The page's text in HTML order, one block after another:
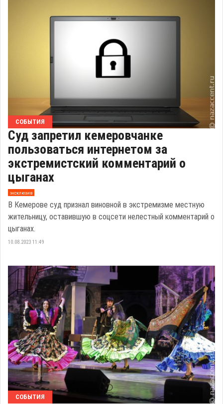
СОБЫТИЯ
Суд запретил кемеровчанке
пользоваться интернетом за
экстремистский комментарий о
цыганах
эксклюзив
В Кемерове суд признал виновной в экстремизме местную
жительницу, оставившую в соцсети нелестный комментарий о
цыганах.
10.08.2023 11:49
СОБЫТИЯ